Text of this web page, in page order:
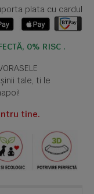
plata cu cardul
0% RISC .
tale, ti le
tine.